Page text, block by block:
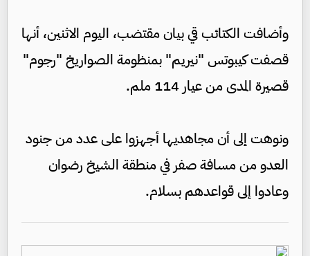
وأضافت الكتائب قي بيان مقتضب، اليوم الاثنين، أنها
قصفت كيبوتس "نيريم" بمنظومة الصواريخ "رجوم"
قصيرة المدى من عيار 114 ملم.
ونوهت إلى أن مجاهديها أجهزوا على عدد من جنود
العدو من مسافة صفر في منطقة الشيخ رضوان
وعادوا إلى قواعدهم بسلام.